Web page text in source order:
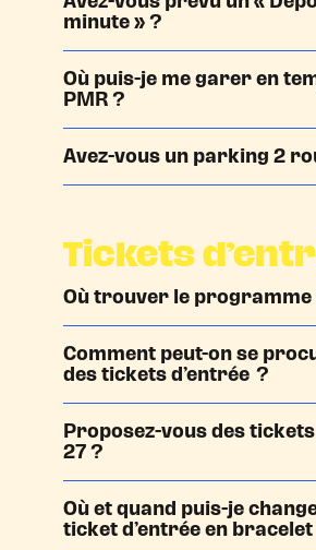
minute » ?
Où puis-je me garer en
PMR ?
Avez-vous un parking 2
Tickets
Où trouver le
Comment peut-on se
des tickets d’entrée ?
Proposez-vous des
27 ?
Où et quand puis-je
ticket d’entrée en